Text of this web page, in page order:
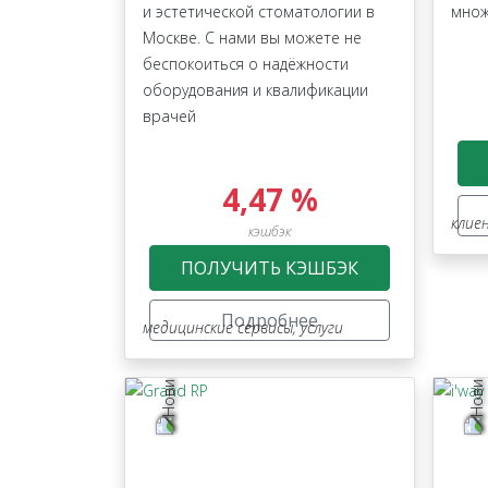
и эстетической стоматологии в
Москве. С нами вы можете не
беспокоиться о надёжности
оборудования и квалификации
врачей
медицинские сервисы,услуги
4,47 %
кэшбэк
ПОЛУЧИТЬ КЭШБЭК
Подробнее